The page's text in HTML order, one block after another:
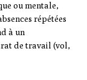
ou mentale,
répétées
à un
de travail (vol,